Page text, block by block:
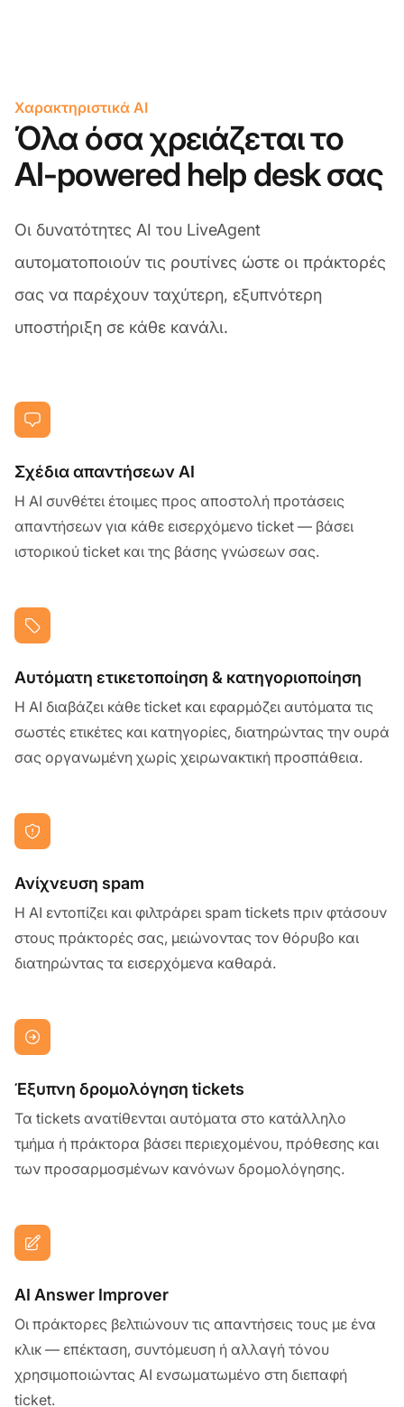
Χαρακτηριστικά AI
Όλα όσα χρειάζεται το
AI-powered help desk σας
Οι δυνατότητες AI του LiveAgent
αυτοματοποιούν τις ρουτίνες ώστε οι πράκτορές
σας να παρέχουν ταχύτερη, εξυπνότερη
υποστήριξη σε κάθε κανάλι.
Σχέδια απαντήσεων AI
Η AI συνθέτει έτοιμες προς αποστολή προτάσεις
απαντήσεων για κάθε εισερχόμενο ticket — βάσει
ιστορικού ticket και της βάσης γνώσεων σας.
Αυτόματη ετικετοποίηση & κατηγοριοποίηση
Η AI διαβάζει κάθε ticket και εφαρμόζει αυτόματα τις
σωστές ετικέτες και κατηγορίες, διατηρώντας την ουρά
σας οργανωμένη χωρίς χειρωνακτική προσπάθεια.
Ανίχνευση spam
Η AI εντοπίζει και φιλτράρει spam tickets πριν φτάσουν
στους πράκτορές σας, μειώνοντας τον θόρυβο και
διατηρώντας τα εισερχόμενα καθαρά.
Έξυπνη δρομολόγηση tickets
Τα tickets ανατίθενται αυτόματα στο κατάλληλο
τμήμα ή πράκτορα βάσει περιεχομένου, πρόθεσης και
των προσαρμοσμένων κανόνων δρομολόγησης.
AI Answer Improver
Οι πράκτορες βελτιώνουν τις απαντήσεις τους με ένα
κλικ — επέκταση, συντόμευση ή αλλαγή τόνου
χρησιμοποιώντας AI ενσωματωμένο στη διεπαφή
ticket.